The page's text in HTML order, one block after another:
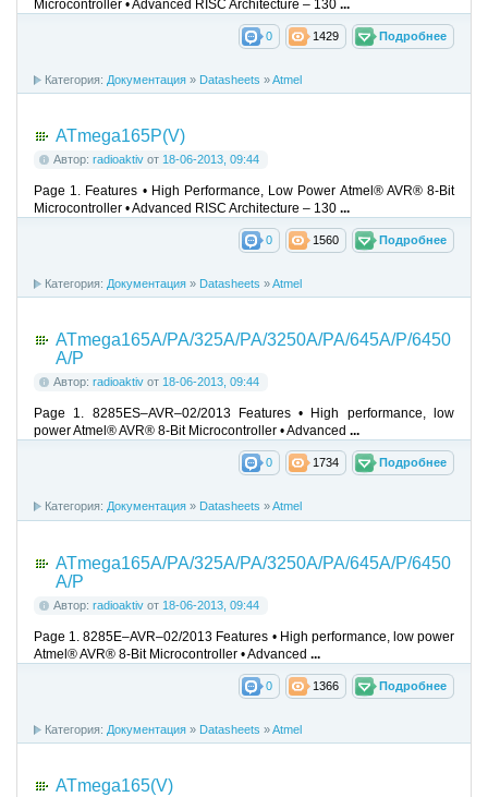
Microcontroller • Advanced RISC Architecture – 130 ...
Подробнее
1429
0
Категория: Документация » Datasheets »Atmel
ATmega165P(V)
Автор: radioaktiv от 18-06-2013, 09:44
Page 1. Features • High Performance, Low Power Atmel® AVR® 8-Bit
Microcontroller • Advanced RISC Architecture – 130 ...
Подробнее
1560
0
Категория: Документация » Datasheets »Atmel
ATmega165A/PA/325A/PA/3250A/PA/645A/P/6450
A/P
Автор: radioaktiv от 18-06-2013, 09:44
Page 1. 8285ES–AVR–02/2013 Features • High performance, low
power Atmel® AVR® 8-Bit Microcontroller • Advanced ...
Подробнее
1734
0
Категория: Документация » Datasheets »Atmel
ATmega165A/PA/325A/PA/3250A/PA/645A/P/6450
A/P
Автор: radioaktiv от 18-06-2013, 09:44
Page 1. 8285E–AVR–02/2013 Features • High performance, low power
Atmel® AVR® 8-Bit Microcontroller • Advanced ...
Подробнее
1366
0
Категория: Документация » Datasheets »Atmel
ATmega165(V)